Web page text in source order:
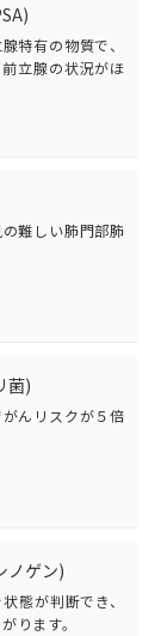
特有の物質で、
立腺の状況がほ
難しい肺門部肺
菌)
んリスクが５倍
ノゲン)
態が判断でき、
ります。